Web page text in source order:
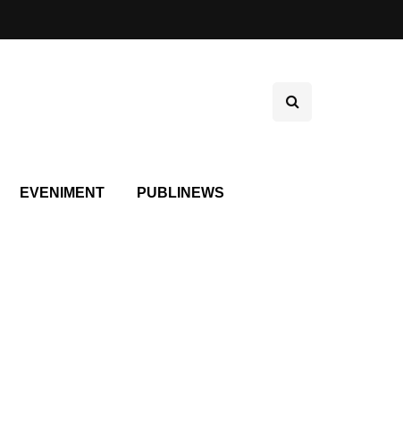
EVENIMENT PUBLINEWS